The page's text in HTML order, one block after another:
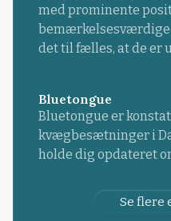
med prominente
bemærkelsesværdige
det til fælles, at de er
Bluetongue
Bluetongue er
kvægbesætninger i
holde dig opdateret
Se flere